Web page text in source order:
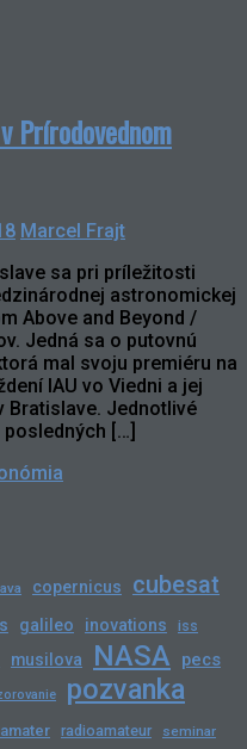
Prírodovednom
Marcel Frajt
sa pri príležitosti
astronomickej
Above and Beyond /
Jedná sa o putovnú
mal svoju premiéru na
IAU vo Viedni a jej
Bratislave. Jednotlivé
[…]
copernicus cubesat
galileo inovations iss
musilova NASA pecs
pozvanka
radioamateur seminar